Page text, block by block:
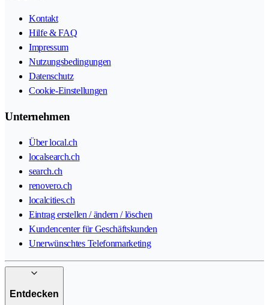
Kontakt
Hilfe & FAQ
Impressum
Nutzungsbedingungen
Datenschutz
Cookie-Einstellungen
Unternehmen
Über local.ch
localsearch.ch
search.ch
renovero.ch
localcities.ch
Eintrag erstellen / ändern / löschen
Kundencenter für Geschäftskunden
Unerwünschtes Telefonmarketing
Entdecken